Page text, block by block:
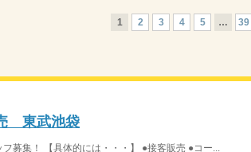
1 2 3 4 5 … 39
東武池袋
募集！ 【具体的には・・・】 ●接客販売 ●コー...